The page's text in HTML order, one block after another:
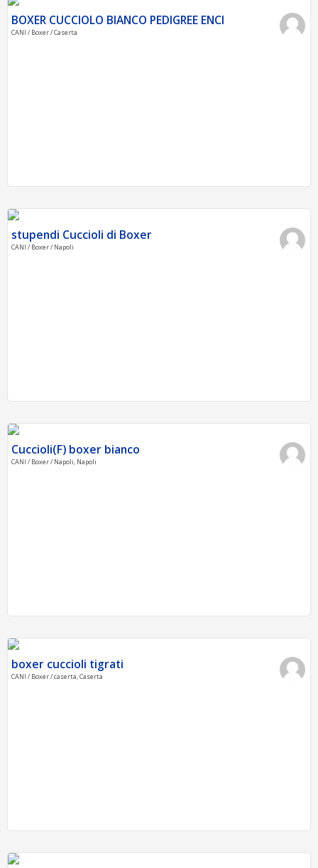
BOXER CUCCIOLO BIANCO PEDIGREE ENCI
CANI / Boxer / Caserta
stupendi Cuccioli di Boxer
CANI / Boxer / Napoli
Cuccioli(F) boxer bianco
CANI / Boxer / Napoli, Napoli
boxer cuccioli tigrati
CANI / Boxer / caserta, Caserta